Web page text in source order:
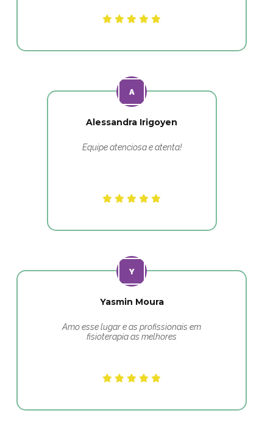
Alessandra Irigoyen
Equipe atenciosa e atenta!
Yasmin Moura
Amo esse lugar e as profissionais em
fisioterapia as melhores